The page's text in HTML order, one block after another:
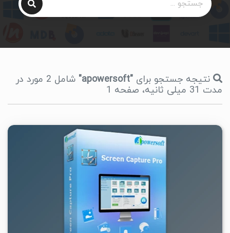
نتیجه جستجو برای "apowersoft"
شامل 2 مورد در
مدت 31 میلی ثانیه، صفحه 1
۳/۲۴K ۱۴۰۵/۰۲/۲۹